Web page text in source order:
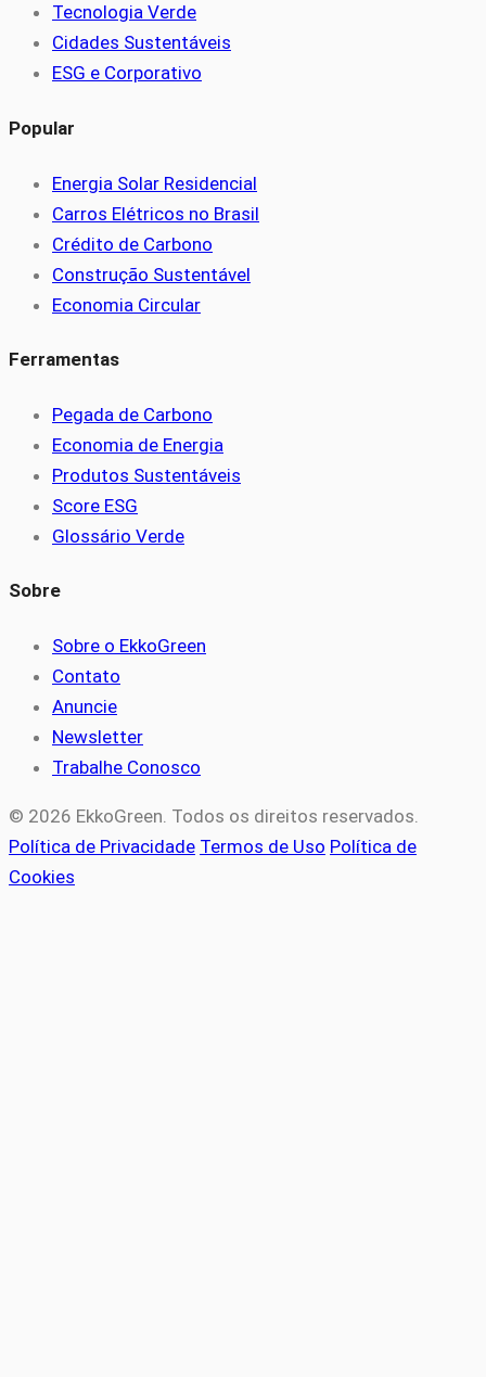
Tecnologia Verde
Cidades Sustentáveis
ESG e Corporativo
Popular
Energia Solar Residencial
Carros Elétricos no Brasil
Crédito de Carbono
Construção Sustentável
Economia Circular
Ferramentas
Pegada de Carbono
Economia de Energia
Produtos Sustentáveis
Score ESG
Glossário Verde
Sobre
Sobre o EkkoGreen
Contato
Anuncie
Newsletter
Trabalhe Conosco
© 2026 EkkoGreen. Todos os direitos reservados.
Política de Privacidade Termos de Uso Política de
Cookies